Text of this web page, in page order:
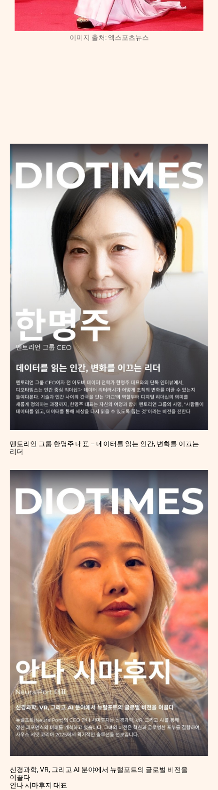
이미지 출처: 엑스포츠뉴스
멘토리언 그룹 한명주 대표 – 데이터를 읽는 인간, 변화를 이끄는
리더
신경과학, VR, 그리고 AI 분야에서 뉴럴포트의 글로벌 비전을
이끌다
안나 시마후지 대표